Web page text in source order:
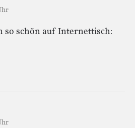
so schön auf Internettisch: